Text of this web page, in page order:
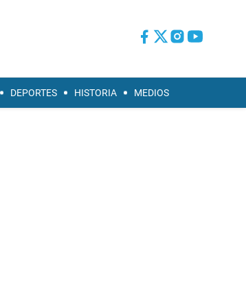
DEPORTES HISTORIA MEDIOS